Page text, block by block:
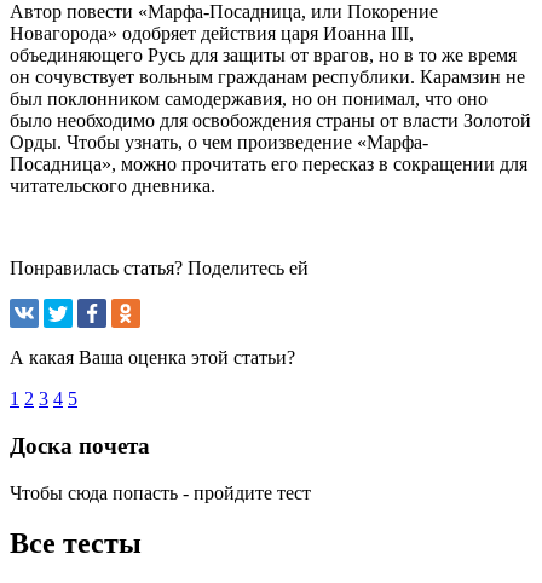
Автор повести «Марфа-Посадница, или Покорение
Новагорода» одобряет действия царя Иоанна III,
объединяющего Русь для защиты от врагов, но в то же время
он сочувствует вольным гражданам республики. Карамзин не
был поклонником самодержавия, но он понимал, что оно
было необходимо для освобождения страны от власти Золотой
Орды. Чтобы узнать, о чем произведение «Марфа-
Посадница», можно прочитать его пересказ в сокращении для
читательского дневника.
Понравилась статья? Поделитесь ей
А какая Ваша оценка этой статьи?
1 2 3 4 5
Доска почета
Чтобы сюда попасть - пройдите тест
Все тесты